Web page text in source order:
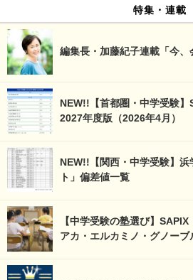
特集・連載
編集長・加藤紀子連載「今、
NEW!!【首都圏・中学受験】
2027年度版（2026年4月）
NEW!!【関西・中学受験】
ト」偏差値一覧
【中学受験の塾選び】
アカ・エルカミノ・グノー